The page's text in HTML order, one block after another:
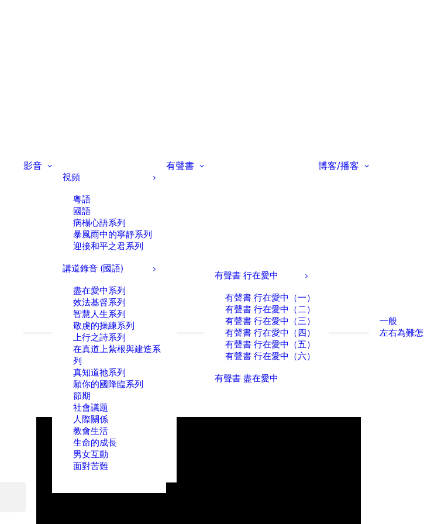
影音
視頻
粵語
國語
病榻心語系列
暴風雨中的寧靜系列
迎接和平之君系列
講道錄音 (國語)
盡在愛中系列
效法基督系列
智慧人生系列
敬虔的操練系列
上行之詩系列
在真道上紮根與建造系
列
真知道祂系列
願你的國降臨系列
節期
社會議題
人際關係
教會生活
生命的成長
男女互動
面對苦難
有聲書
有聲書 行在愛中
有聲書 行在愛中（一）
有聲書 行在愛中（二）
有聲書 行在愛中（三）
有聲書 行在愛中（四）
有聲書 行在愛中（五）
有聲書 行在愛中（六）
有聲書 盡在愛中
博客/播客
一般
左右為難